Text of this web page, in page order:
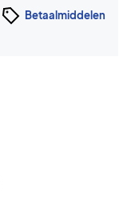
Betaalmiddelen